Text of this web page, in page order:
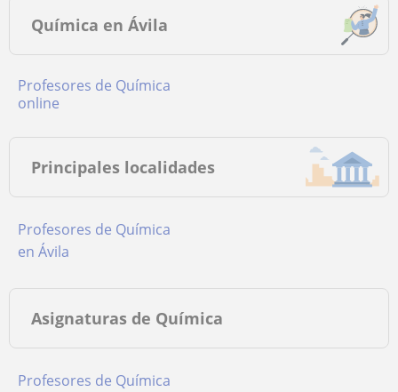
Química en Ávila
Profesores de Química
online
Principales localidades
Profesores de Química
en Ávila
Asignaturas de Química
Profesores de Química